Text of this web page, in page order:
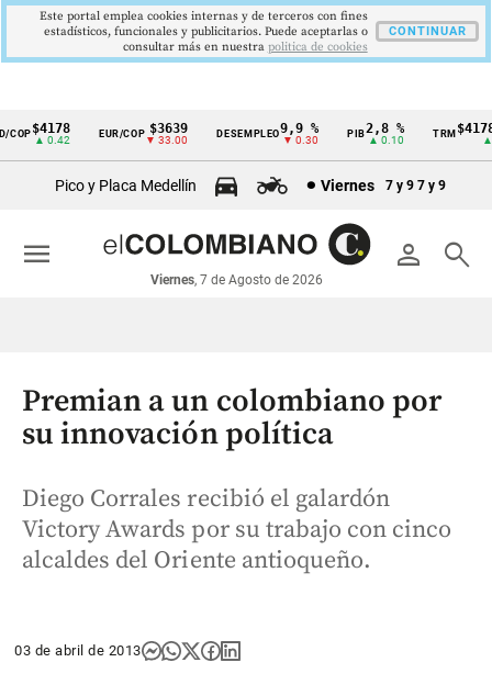
Cintillo
económicos
Colombia
$4178
▲ 0.42
EUR/COP $3639
▼ 33.00
DESEMPLEO 9,9 %
▼ 0.30
PIB2,8 %
▲ 0.10
TRM
▲
Pico y Placa Medellín Viernes 7 y 9 7 y 9
person search
Viernes, 7 de Agosto de 2026
menu
Premian a un colombiano por
su innovación política
Diego Corrales recibió el galardón
Victory Awards por su trabajo con cinco
alcaldes del Oriente antioqueño.
03 de abril de 2013
Este portal emplea cookies internas y de terceros con fines
estadísticos, funcionales y publicitarios. Puede aceptarlas o
consultar más en nuestra politica de cookies
CONTINUAR